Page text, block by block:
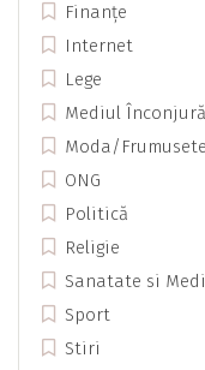
Finanțe
Internet
Lege
Mediul
Moda/Frumusete
ONG
Politică
Religie
Sanatate si
Sport
Stiri